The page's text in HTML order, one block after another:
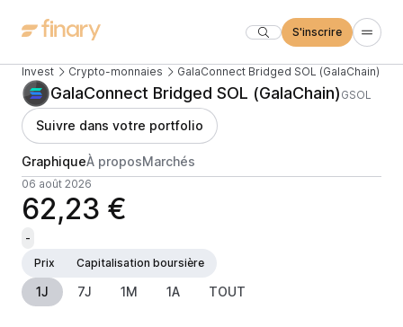
S'inscrire
Invest Crypto-monnaies GalaConnect Bridged SOL (GalaChain)
GalaConnect Bridged SOL (GalaChain) GSOL
Suivre dans votre portfolio
GraphiqueÀ proposMarchés
06 août 2026
62,23 €
-
Prix
Capitalisation boursière
1J 7J 1M 1A TOUT